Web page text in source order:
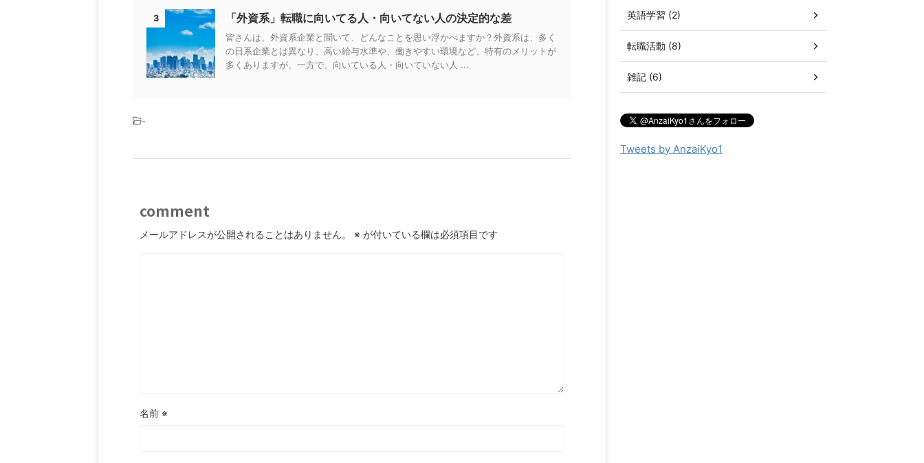
3 「外資系」転職に向いてる人・向いてない人の決定的な差
皆さんは、外資系企業と聞いて、どんなことを思い浮かべますか？外資系は、多く
の日系企業とは異なり、高い給与水準や、働きやすい環境など、特有のメリットが
多くありますが、一方で、向いている人・向いていない人 ...
-
comment
メールアドレスが公開されることはありません。 ※ が付いている欄は必須項目です
名前 ※
英語学習 (2)
転職活動 (8)
雑記 (6)
Tweets by AnzaiKyo1